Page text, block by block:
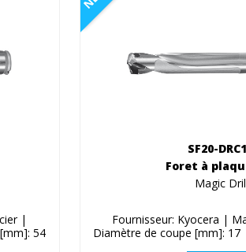
|
54
SF20-
Foret à
Magic
Fournisseur: Kyocera |
Diamètre de coupe [mm]: